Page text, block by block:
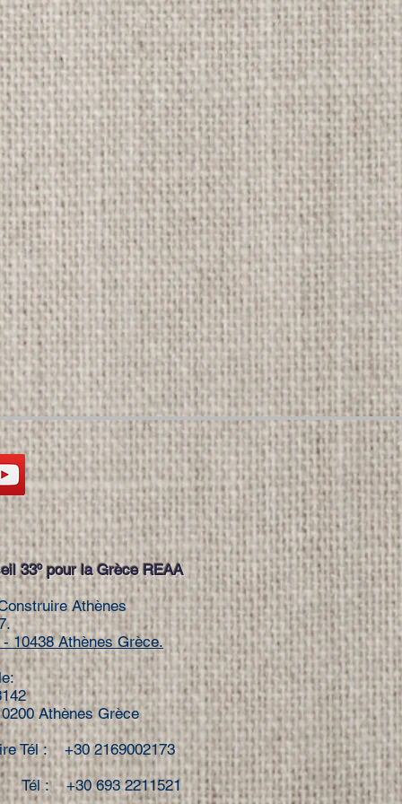
33º pour la Grèce REAA
Athènes
- 10438 Athènes Grèce.
Athènes Grèce
Tél : +30 2169002173
: +30 693 2211521